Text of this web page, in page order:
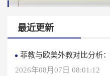
最近更新
菲教与欧美外教对比分析
2026年08月07日 08:01:12